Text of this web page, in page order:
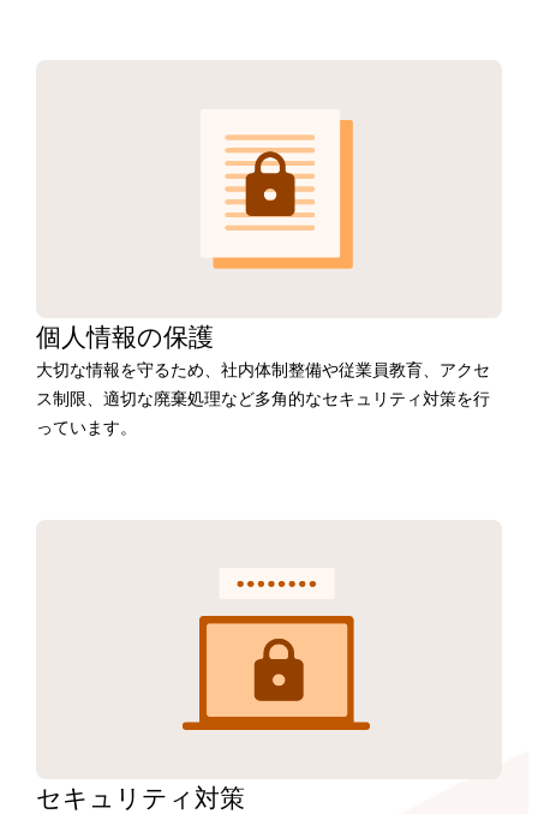
個人情報の保護
大切な情報を守るため、社内体制整備や従業員教育、アクセ
ス制限、適切な廃棄処理など多角的なセキュリティ対策を行
っています。
セキュリティ対策